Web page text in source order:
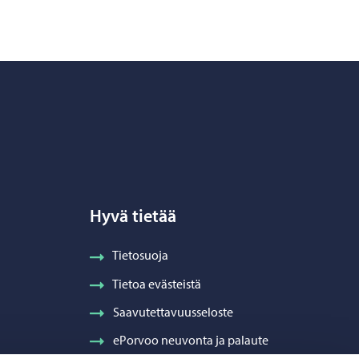
Hyvä tietää
Tietosuoja
Tietoa evästeistä
Saavutettavuusseloste
ePorvoo neuvonta ja palaute